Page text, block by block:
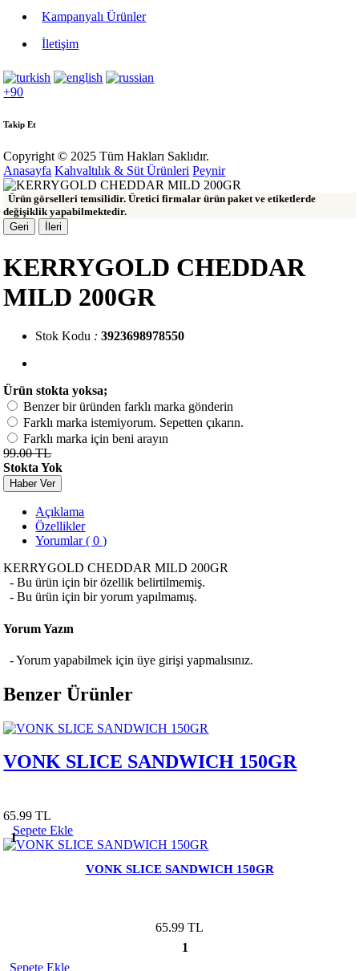
Kampanyalı Ürünler
İletişim
+90
Takip Et
Copyright © 2025 Tüm Hakları Saklıdır.
Anasayfa Kahvaltılık & Süt Ürünleri Peynir
Ürün görselleri temsilidir. Üretici firmalar ürün paket ve etiketlerde
değişiklik yapabilmektedir.
Geri
İleri
KERRYGOLD CHEDDAR
MILD 200GR
Stok Kodu : 3923698978550
Ürün stokta yoksa;
Benzer bir üründen farklı marka gönderin
Farklı marka istemiyorum. Sepetten çıkarın.
Farklı marka için beni arayın
99.00 TL
Stokta Yok
Haber Ver
Açıklama
Özellikler
Yorumlar ( 0 )
KERRYGOLD CHEDDAR MILD 200GR
- Bu ürün için bir özellik belirtilmemiş.
- Bu ürün için bir yorum yapılmamış.
Yorum Yazın
- Yorum yapabilmek için üye girişi yapmalısınız.
Benzer Ürünler
VONK SLICE SANDWICH 150GR
65.99 TL
1
Sepete Ekle
VONK SLICE SANDWICH 150GR
65.99 TL
1
Sepete Ekle